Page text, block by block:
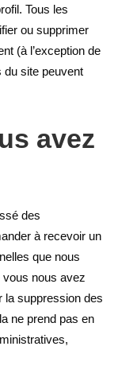
Tous les
ou supprimer
(à l’exception de
du site peuvent
avez
des
à recevoir un
que nous
vous nous avez
la suppression des
ne prend pas en